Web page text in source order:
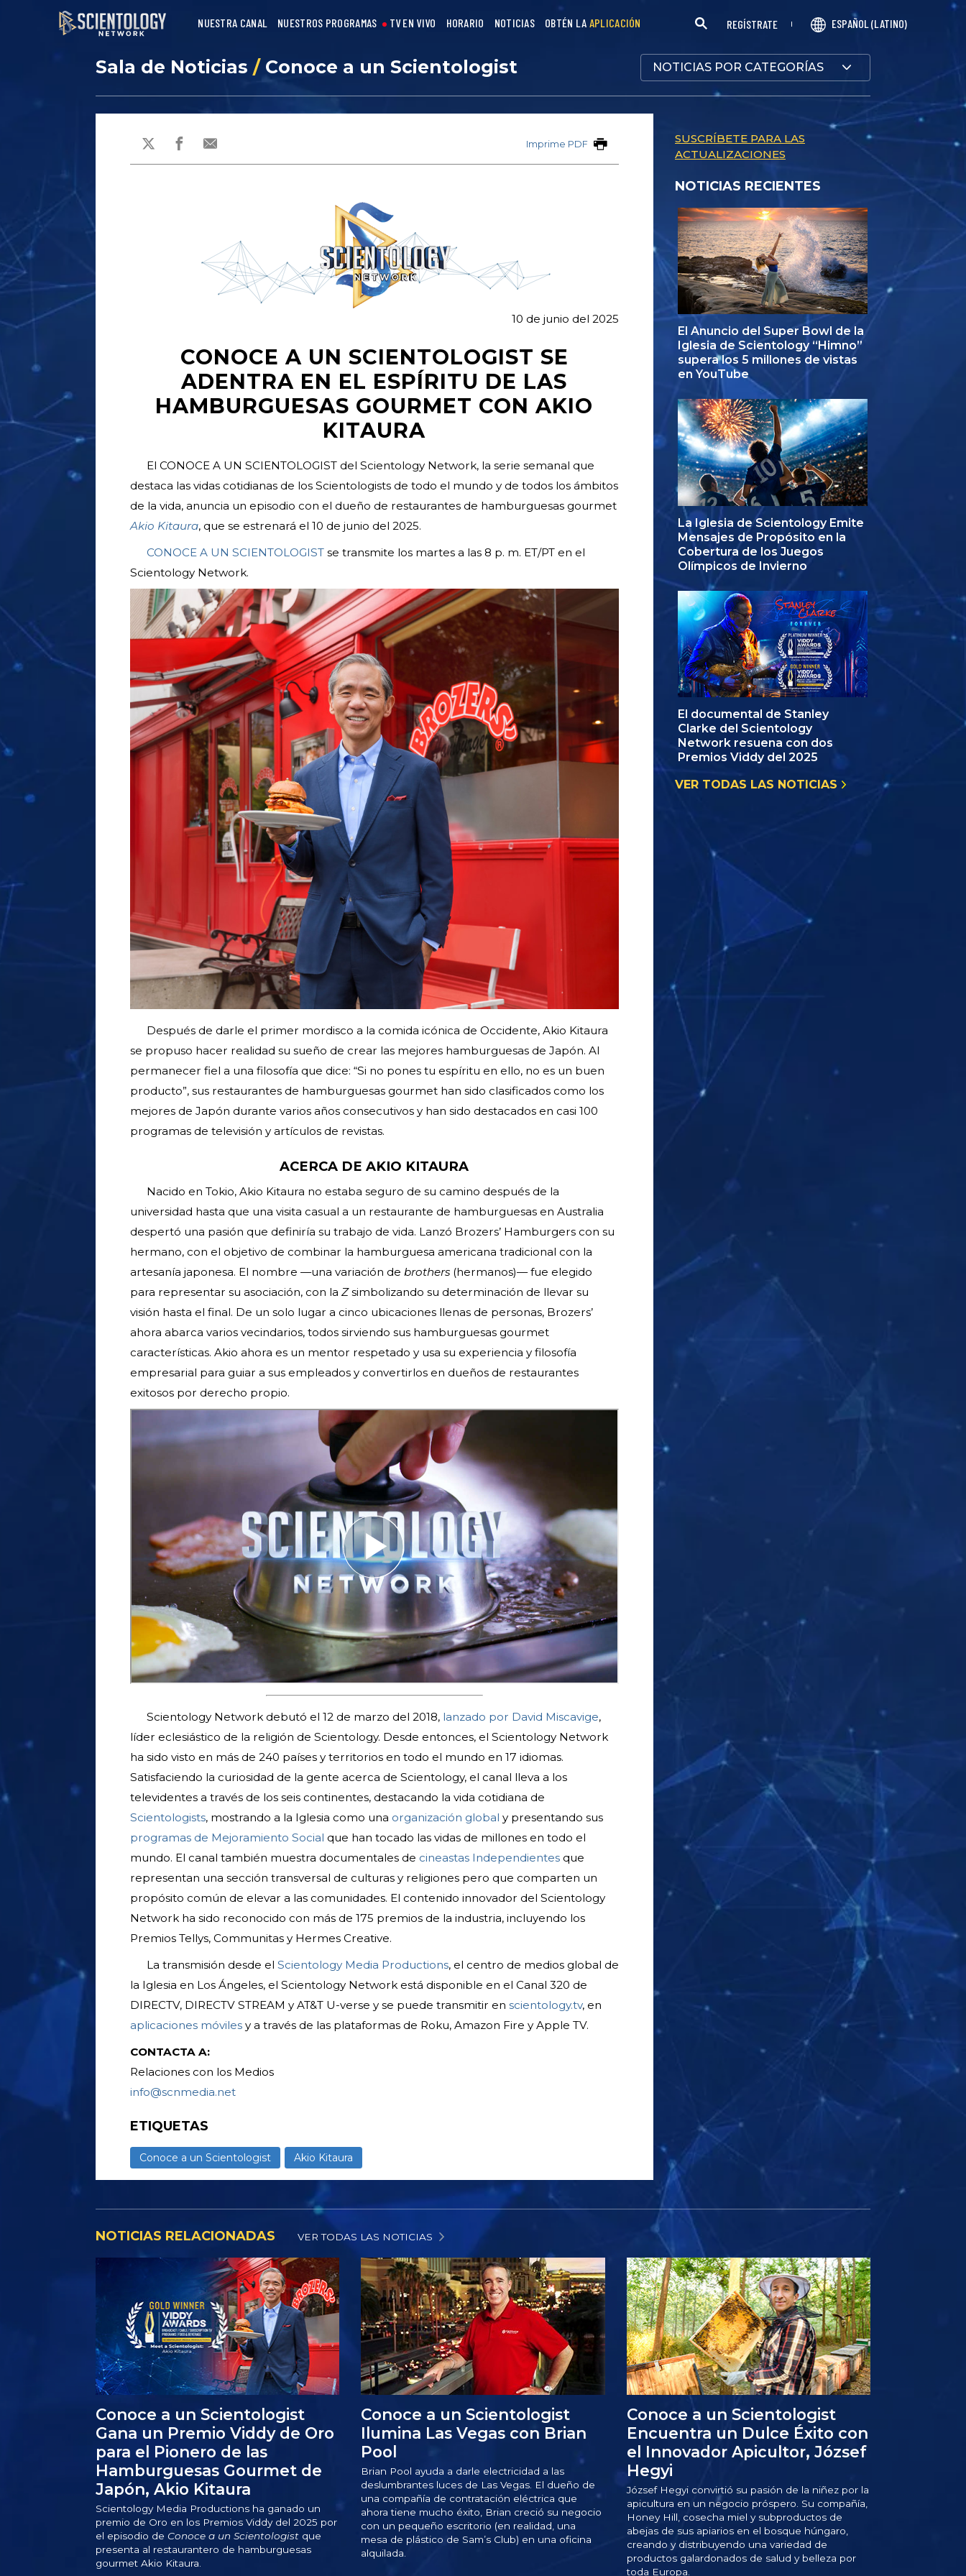
NUESTRA CANAL NUESTROS PROGRAMAS TV EN VIVO HORARIO NOTICIAS OBTÉN LA APLICACIÓN REGÍSTRATE ESPAÑOL (LATINO)
Sala de Noticias / Conoce a un Scientologist NOTICIAS POR CATEGORÍAS
Imprime PDF
10 de junio del 2025
CONOCE A UN SCIENTOLOGIST SE
ADENTRA EN EL ESPÍRITU DE LAS
HAMBURGUESAS GOURMET CON AKIO
KITAURA
El CONOCE A UN SCIENTOLOGIST del Scientology Network, la serie semanal que
destaca las vidas cotidianas de los Scientologists de todo el mundo y de todos los ámbitos
de la vida, anuncia un episodio con el dueño de restaurantes de hamburguesas gourmet
Akio Kitaura, que se estrenará el 10 de junio del 2025.
CONOCE A UN SCIENTOLOGISTse transmite los martes a las 8 p. m. ET/PT en el
Scientology Network.
Después de darle el primer mordisco a la comida icónica de Occidente, Akio Kitaura
se propuso hacer realidad su sueño de crear las mejores hamburguesas de Japón. Al
permanecer fiel a una filosofía que dice: “Si no pones tu espíritu en ello, no es un buen
producto”, sus restaurantes de hamburguesas gourmet han sido clasificados como los
mejores de Japón durante varios años consecutivos y han sido destacados en casi 100
programas de televisión y artículos de revistas.
ACERCA DE AKIO KITAURA
Nacido en Tokio, Akio Kitaura no estaba seguro de su camino después de la
universidad hasta que una visita casual a un restaurante de hamburguesas en Australia
despertó una pasión que definiría su trabajo de vida. Lanzó Brozers’ Hamburgers con su
hermano, con el objetivo de combinar la hamburguesa americana tradicional con la
artesanía japonesa. El nombre —una variación de brothers(hermanos)— fue elegido
para representar su asociación, con la Zsimbolizando su determinación de llevar su
visión hasta el final. De un solo lugar a cinco ubicaciones llenas de personas, Brozers’
ahora abarca varios vecindarios, todos sirviendo sus hamburguesas gourmet
características. Akio ahora es un mentor respetado y usa su experiencia y filosofía
empresarial para guiar a sus empleados y convertirlos en dueños de restaurantes
exitosos por derecho propio.
Scientology Network debutó el 12 de marzo del 2018, lanzado por David Miscavige,
líder eclesiástico de la religión de Scientology. Desde entonces, el Scientology Network
ha sido visto en más de 240 países y territorios en todo el mundo en 17 idiomas.
Satisfaciendo la curiosidad de la gente acerca de Scientology, el canal lleva a los
televidentes a través de los seis continentes, destacando la vida cotidiana de
Scientologists, mostrando a la Iglesia como una organización global y presentando sus
programas de Mejoramiento Social que han tocado las vidas de millones en todo el
mundo. El canal también muestra documentales de cineastas Independientesque
representan una sección transversal de culturas y religiones pero que comparten un
propósito común de elevar a las comunidades. El contenido innovador del Scientology
Network ha sido reconocido con más de 175 premios de la industria, incluyendo los
Premios Tellys, Communitas y Hermes Creative.
La transmisión desde el Scientology Media Productions, el centro de medios global de
la Iglesia en Los Ángeles, el Scientology Network está disponible en el Canal 320 de
DIRECTV, DIRECTV STREAM y AT&T U-verse y se puede transmitir en scientology.tv, en
aplicaciones móvilesy a través de las plataformas de Roku, Amazon Fire y Apple TV.
CONTACTA A:
Relaciones con los Medios
info@scnmedia.net
ETIQUETAS
Conoce a un Scientologist Akio Kitaura
SUSCRÍBETE PARA LAS
ACTUALIZACIONES
NOTICIAS RECIENTES
El Anuncio del Super Bowl de la
Iglesia de Scientology “Himno”
supera los 5 millones de vistas
en YouTube
La Iglesia de Scientology Emite
Mensajes de Propósito en la
Cobertura de los Juegos
Olímpicos de Invierno
El documental de Stanley
Clarke del Scientology
Network resuena con dos
Premios Viddy del 2025
VER TODAS LAS NOTICIAS
NOTICIAS RELACIONADAS VER TODAS LAS NOTICIAS
Conoce a un Scientologist
Gana un Premio Viddy de Oro
para el Pionero de las
Hamburguesas Gourmet de
Japón, Akio Kitaura
Scientology Media Productions ha ganado un
premio de Oro en los Premios Viddy del 2025 por
el episodio de Conoce a un Scientologistque
presenta al restaurantero de hamburguesas
gourmet Akio Kitaura.
Conoce a un Scientologist
Ilumina Las Vegas con Brian
Pool
Brian Pool ayuda a darle electricidad a las
deslumbrantes luces de Las Vegas. El dueño de
una compañía de contratación eléctrica que
ahora tiene mucho éxito, Brian creció su negocio
con un pequeño escritorio (en realidad, una
mesa de plástico de Sam’s Club) en una oficina
alquilada.
Conoce a un Scientologist
Encuentra un Dulce Éxito con
el Innovador Apicultor, József
Hegyi
József Hegyi convirtió su pasión de la niñez por la
apicultura en un negocio próspero. Su compañía,
Honey Hill, cosecha miel y subproductos de
abejas de sus apiarios en el bosque húngaro,
creando y distribuyendo una variedad de
productos galardonados de salud y belleza por
toda Europa.